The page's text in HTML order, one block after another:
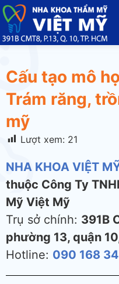
Cấu tạo mô
Trám răng,
mỹ
Lượt xem: 21
NHA KHOA VIỆT
thuộc Công Ty
Mỹ Việt Mỹ
Trụ sở chính: 391B
phường 13, quận
Hotline: 090 168